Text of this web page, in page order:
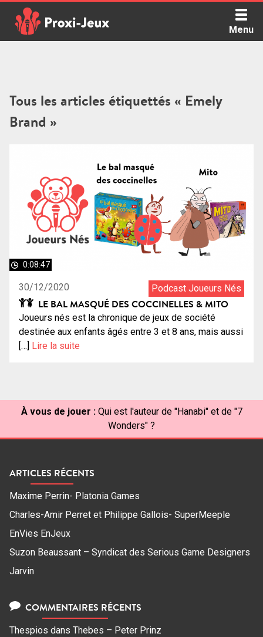
content
Menu
Tous les articles étiquettés « Emely
Brand »
0:08:47
30/12/2020 Podcast Joueurs Nés
LE BAL MASQUÉ DES COCCINELLES & MITO
Joueurs nés est la chronique de jeux de société
destinée aux enfants âgés entre 3 et 8 ans, mais aussi
[…] Lire la suite
À vous de jouer : Qui est l'auteur de "Hanabi" et de "7
Wonders" ?
ARTICLES RÉCENTS
Maxime Perrin- Platonia Games
Charles-Amir Perret et Philippe Gallois- SuperMeeple
EnVies EnJeux
Suzon Beaussant – Syndicat des Serious Game Designers
Jarvin
COMMENTAIRES RÉCENTS
Thespios dans Thebes – Peter Prinz